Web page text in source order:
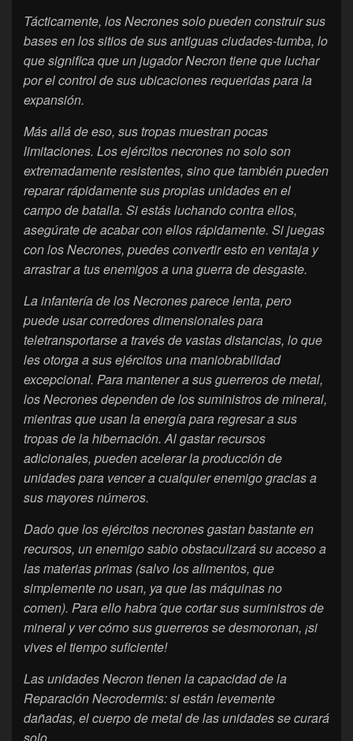
Tácticamente, los Necrones solo pueden construir sus
bases en los sitios de sus antiguas ciudades-tumba, lo
que significa que un jugador Necron tiene que luchar
por el control de sus ubicaciones requeridas para la
expansión.
Más allá de eso, sus tropas muestran pocas
limitaciones. Los ejércitos necrones no solo son
extremadamente resistentes, sino que también pueden
reparar rápidamente sus propias unidades en el
campo de batalla. Si estás luchando contra ellos,
asegúrate de acabar con ellos rápidamente. Si juegas
con los Necrones, puedes convertir esto en ventaja y
arrastrar a tus enemigos a una guerra de desgaste.
La infantería de los Necrones parece lenta, pero
puede usar corredores dimensionales para
teletransportarse a través de vastas distancias, lo que
les otorga a sus ejércitos una maniobrabilidad
excepcional. Para mantener a sus guerreros de metal,
los Necrones dependen de los suministros de mineral,
mientras que usan la energía para regresar a sus
tropas de la hibernación. Al gastar recursos
adicionales, pueden acelerar la producción de
unidades para vencer a cualquier enemigo gracias a
sus mayores números.
Dado que los ejércitos necrones gastan bastante en
recursos, un enemigo sabio obstaculizará su acceso a
las materias primas (salvo los alimentos, que
simplemente no usan, ya que las máquinas no
comen). Para ello habra´que cortar sus suministros de
mineral y ver cómo sus guerreros se desmoronan, ¡si
vives el tiempo suficiente!
Las unidades Necron tienen la capacidad de la
Reparación Necrodermis: si están levemente
dañadas, el cuerpo de metal de las unidades se curará